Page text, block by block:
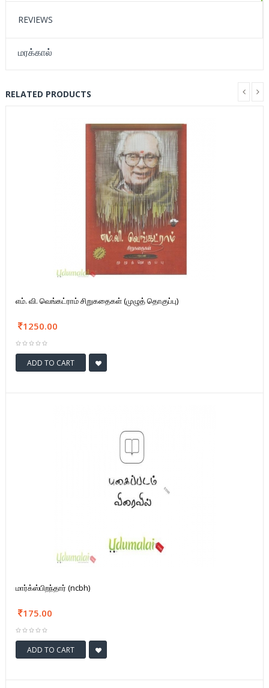
REVIEWS
மரக்கால்
RELATED PRODUCTS
எம். வி. வெங்கட்ராம் சிறுகதைகள் (முழுத் தொகுப்பு)
1250.00
ADD TO CART
மார்க்ஸ்பிறந்தார் (ncbh)
175.00
ADD TO CART